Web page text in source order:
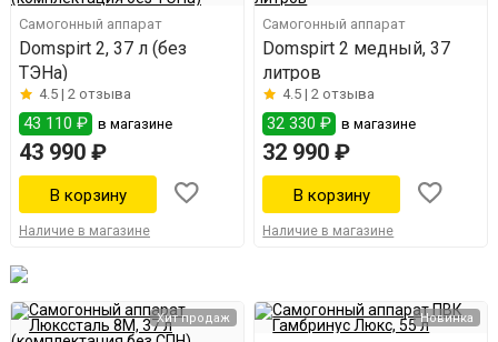
Самогонный аппарат
Domspirt 2, 37 л (без
ТЭНа)
4.5 | 2 отзыва
43 110 ₽ в магазине
43 990 ₽
Наличие в магазине
Самогонный аппарат
Domspirt 2 медный, 37
литров
4.5 |2 отзыва
32 330 ₽ в магазине
32 990 ₽
Наличие в магазине
Хит продаж Новинка